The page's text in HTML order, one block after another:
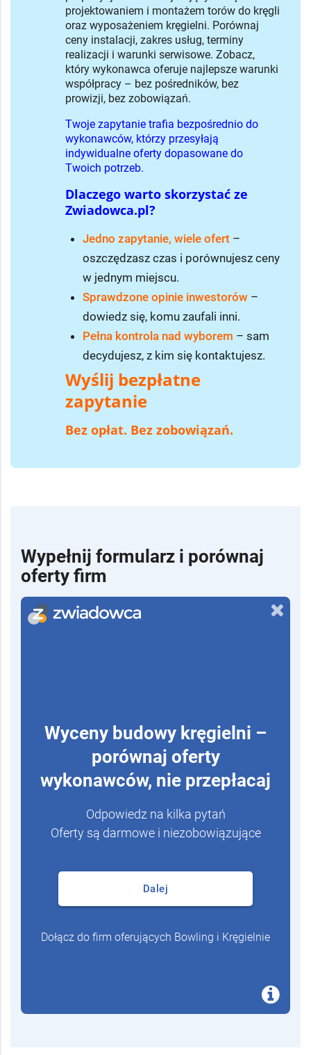
projektowaniem i montażem torów do kręgli
oraz wyposażeniem kręgielni. Porównaj
ceny instalacji, zakres usług, terminy
realizacji i warunki serwisowe. Zobacz,
który wykonawca oferuje najlepsze warunki
współpracy – bez pośredników, bez
prowizji, bez zobowiązań.
Twoje zapytanie trafia bezpośrednio do
wykonawców, którzy przesyłają
indywidualne oferty dopasowane do
Twoich potrzeb.
Dlaczego warto skorzystać ze
Zwiadowca.pl?
Jedno zapytanie, wiele ofert –
oszczędzasz czas i porównujesz ceny
w jednym miejscu.
Sprawdzone opinie inwestorów –
dowiedz się, komu zaufali inni.
Pełna kontrola nad wyborem – sam
decydujesz, z kim się kontaktujesz.
Wyślij bezpłatne
zapytanie
Bez opłat. Bez zobowiązań.
Wypełnij formularz i porównaj
oferty firm
Wyceny budowy kręgielni –
porównaj oferty
wykonawców, nie przepłacaj
Odpowiedz na kilka pytań
Oferty są darmowe i niezobowiązujące
Dalej
Dołącz do firm oferujących Bowling i Kręgielnie